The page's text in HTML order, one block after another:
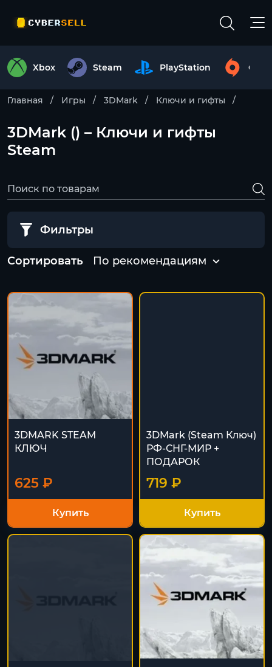
Xbox Steam PlayStation
Главная Игры 3DMark Ключи и гифты
3DMark () – Ключи и гифты
Steam
Фильтры
Сортировать По рекомендациям
3DMARK STEAM
КЛЮЧ
625 ₽
Купить
3DMark (Steam Ключ)
РФ-СНГ-МИР +
ПОДАРОК
719 ₽
Купить